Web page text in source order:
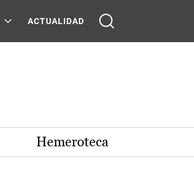
ACTUALIDAD
Hemeroteca